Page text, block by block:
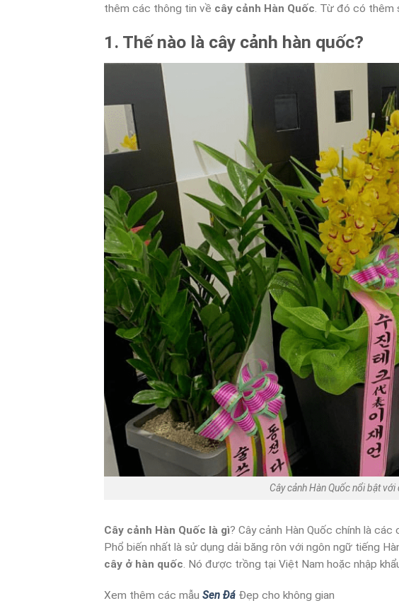
thêm các thông tin về cây cảnh Hàn Quốc. Từ đó có thêm
1. Thế nào là cây cảnh hàn quốc?
Cây cảnh Hàn Quốc nổi bật
Cây cảnh Hàn Quốc là gì? Cây cảnh Hàn Quốc chính là
Phổ biến nhất là sử dụng dải băng rôn với ngôn ngữ tiếng
cây ở hàn quốc. Nó được trồng tại Việt Nam hoặc nhập
Xem thêm các mẫu Sen Đá Đẹp cho không gian